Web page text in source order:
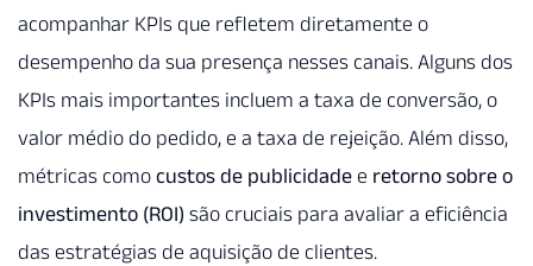
acompanhar KPIs que refletem diretamente o
desempenho da sua presença nesses canais. Alguns dos
KPIs mais importantes incluem a taxa de conversão, o
valor médio do pedido, e a taxa de rejeição. Além disso,
métricas como custos de publicidade e retorno sobre o
investimento (ROI) são cruciais para avaliar a eficiência
das estratégias de aquisição de clientes.